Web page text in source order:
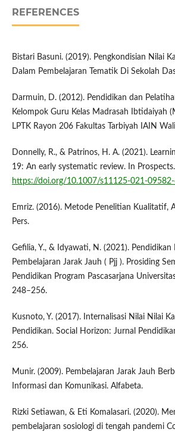
REFERENCES
Bistari Basuni. (2019). Pengkondisian Nilai
Dalam Pembelajaran Tematik Di Sekolah
Darmuin, D. (2012). Pendidikan dan
Kelompok Guru Kelas Madrasah Ibtidaiyah
LPTK Rayon 206 Fakultas Tarbiyah IAIN
Donnelly, R., & Patrinos, H. A. (2021).
19: An early systematic review. In Prospects.
https://doi.org/10.1007/s11125-021-
Emriz. (2016). Metode Penelitian Kualitatif,
Pers.
Gefilia, Y., & Idyawati, N. (2021). Pendidikan
Pembelajaran Jarak Jauh ( Pjj ). Prosiding
Pendidikan Program Pascasarjana
248–256.
Kusnoto, Y. (2017). Internalisasi Nilai Nilai
Pendidikan. Social Horizon: Jurnal
256.
Munir. (2009). Pembelajaran Jarak Jauh
Informasi dan Komunikasi. Alfabeta.
Rizki Setiawan, & Eti Komalasari. (2020).
pembelajaran sosiologi di tengah pandemi